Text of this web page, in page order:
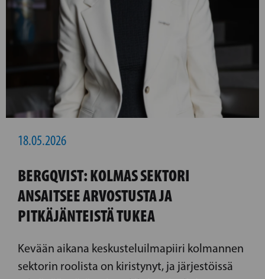
18.05.2026
BERGQVIST: KOLMAS SEKTORI
ANSAITSEE ARVOSTUSTA JA
PITKÄJÄNTEISTÄ TUKEA
Kevään aikana keskusteluilmapiiri kolmannen
sektorin roolista on kiristynyt, ja järjestöissä